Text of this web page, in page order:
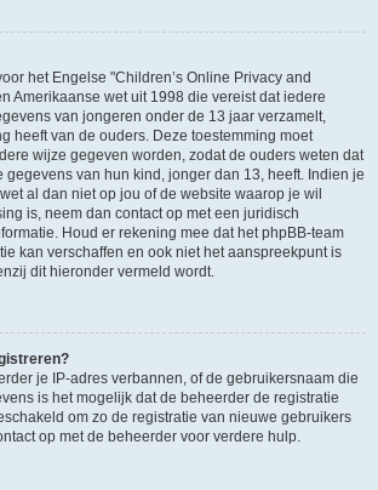
het Engelse "Children’s Online Privacy and
Amerikaanse wet uit 1998 die vereist dat iedere
van jongeren onder de 13 jaar verzamelt,
heeft van de ouders. Deze toestemming moet
wijze gegeven worden, zodat de ouders weten dat
van hun kind, jonger dan 13, heeft. Indien je
al dan niet op jou of de website waarop je wil
is, neem dan contact op met een juridisch
Houd er rekening mee dat het phpBB-team
kan verschaffen en ook niet het aanspreekpunt is
dit hieronder vermeld wordt.
je IP-adres verbannen, of de gebruikersnaam die
is het mogelijk dat de beheerder de registratie
om zo de registratie van nieuwe gebruikers
op met de beheerder voor verdere hulp.